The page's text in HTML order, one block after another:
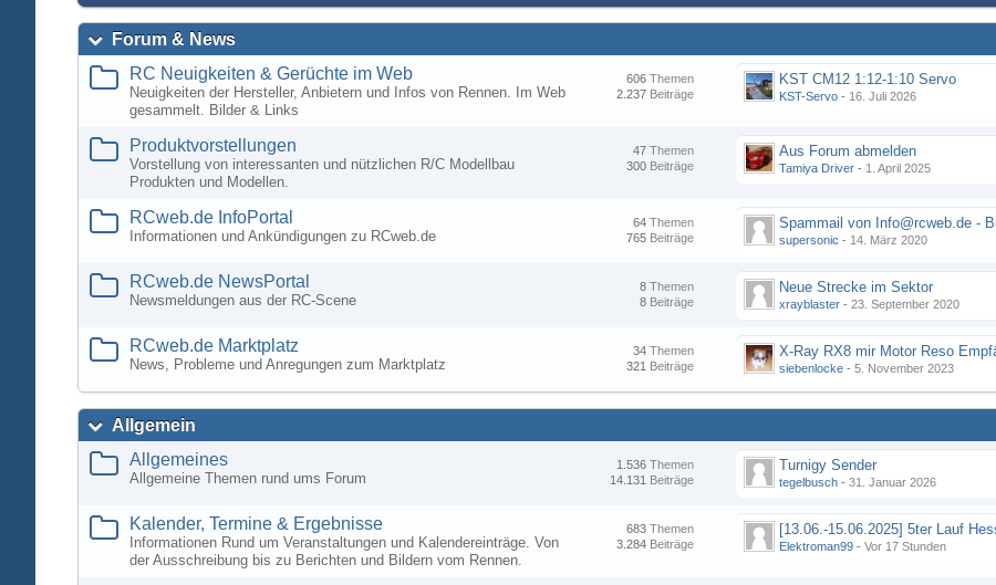
Forum & News
RC Neuigkeiten & Gerüchte im Web
Neuigkeiten der Hersteller, Anbietern und Infos von Rennen. Im Web
gesammelt. Bilder & Links
Themen
606
Beiträge
2.237
KST CM12 1:12-1:10 Servo
KST-Servo - 16. Juli 2026
Produktvorstellungen
Vorstellung von interessanten und nützlichen R/C Modellbau
Produkten und Modellen.
Themen
47
Beiträge
300
Aus Forum abmelden
Tamiya Driver - 1. April 2025
RCweb.de InfoPortal
Informationen und Ankündigungen zu RCweb.de
Themen
64
Beiträge
765 supersonic - 14. März 2020
RCweb.de NewsPortal
Newsmeldungen aus der RC-Scene
Themen
8
Beiträge
8
Neue Strecke im Sektor
xrayblaster - 23. September 2020
RCweb.de Marktplatz
News, Probleme und Anregungen zum Marktplatz
Themen
34
Beiträge
321 siebenlocke - 5. November 2023
Allgemein
Allgemeines
Allgemeine Themen rund ums Forum
Themen
1.536
Beiträge
14.131
Turnigy Sender
tegelbusch - 31. Januar 2026
Kalender, Termine & Ergebnisse
Informationen Rund um Veranstaltungen und Kalendereinträge. Von
der Ausschreibung bis zu Berichten und Bildern vom Rennen.
Themen
683
Beiträge
3.284 Elektroman99 - Vor 17 Stunden